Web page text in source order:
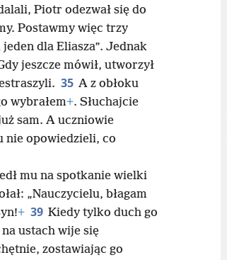
Piotr odezwał się do
Postawmy więc trzy
dla Eliasza”. Jednak
jeszcze mówił, utworzył
35 A z obłoku
wybrałem+. Słuchajcie
sam. A uczniowie
nie opowiedzieli, co
mu na spotkanie wielki
„Nauczycielu, błagam
+ 39 Kiedy tylko duch go
ustach wije się
zostawiając go